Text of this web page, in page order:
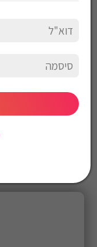
מידות :1320mm